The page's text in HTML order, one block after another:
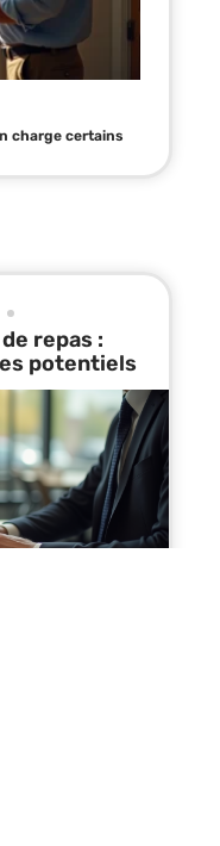
charge certains
repas :
potentiels